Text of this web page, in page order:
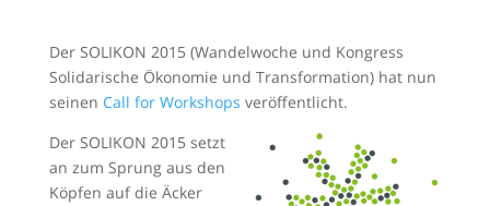
Der SOLIKON 2015 (Wandelwoche und Kongress
Solidarische Ökonomie und Transformation) hat nun
seinen Call for Workshops veröffentlicht.
Der SOLIKON 2015 setzt
an zum Sprung aus den
Köpfen auf die Äcker